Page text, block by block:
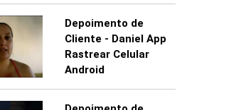
Depoimento de
Cliente - Daniel App
Rastrear Celular
Android